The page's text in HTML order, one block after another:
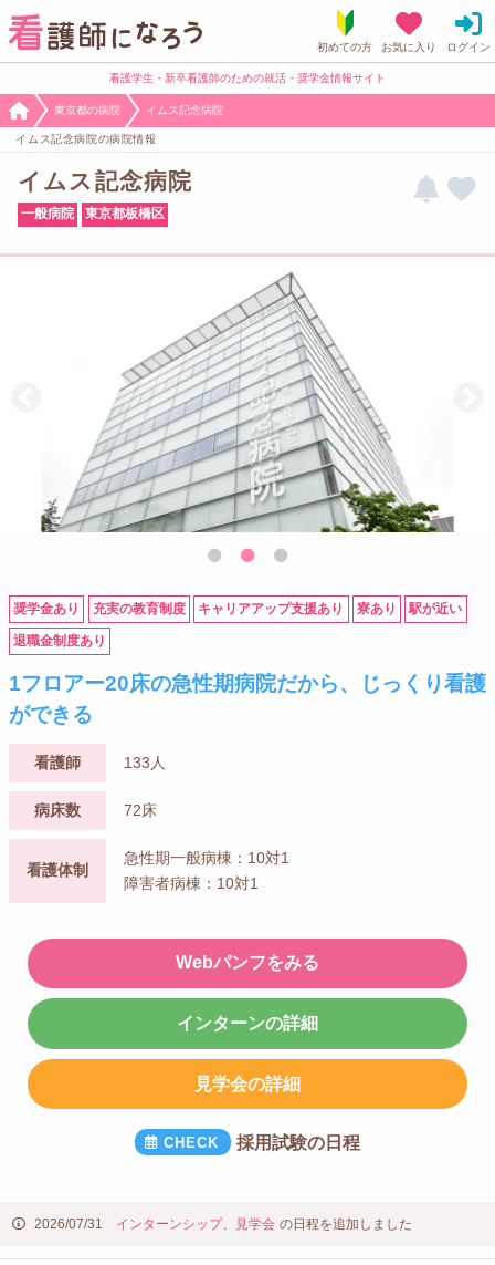
看護学生・新卒看護師のための就活・奨学金情報サイト
東京都の病院 イムス記念病院
イムス記念病院の病院情報
イムス記念病院
一般病院 東京都板橋区
奨学金あり 充実の教育制度 キャリアアップ支援あり 寮あり 駅が近い
退職金制度あり
1フロアー20床の急性期病院だから、じっくり看護
ができる
看護師 133人
病床数 72床
看護体制
急性期一般病棟：10対1
障害者病棟：10対1
Webパンフをみる
インターンの詳細
見学会の詳細
採用試験の日程
2026/07/31 インターンシップ、 見学会 の日程を追加しました